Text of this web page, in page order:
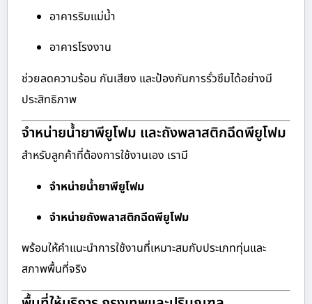
อาคารริมแม่น้ำ
อาคารโรงงาน
ช่วยลดความร้อน กันเสียง และป้องกันการรั่วซึมได้อย่างมี
ประสิทธิภาพ
จำหน่ายน้ำยาพียูโฟม และถังพลาสติกฉีดพียูโฟม
สำหรับลูกค้าที่ต้องการใช้งานเอง เรามี
จำหน่ายน้ำยาพียูโฟม
จำหน่ายถังพลาสติกฉีดพียูโฟม
พร้อมให้คำแนะนำการใช้งานที่เหมาะสมกับประเภททุ่นและ
สภาพพื้นที่จริง